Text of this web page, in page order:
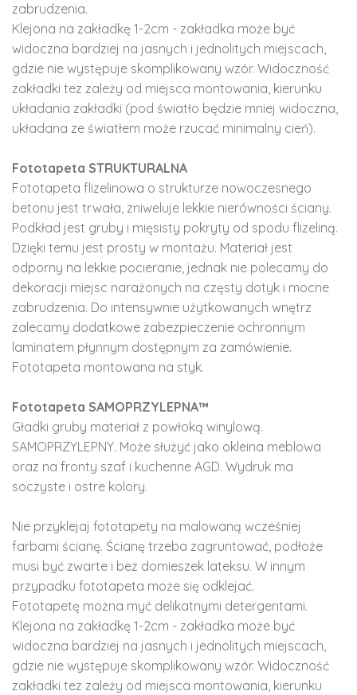
zabrudzenia.
Klejona na zakładkę 1-2cm - zakładka może być
widoczna bardziej na jasnych i jednolitych miejscach,
gdzie nie występuje skomplikowany wzór. Widoczność
zakładki tez zależy od miejsca montowania, kierunku
układania zakładki (pod światło będzie mniej widoczna,
układana ze światłem może rzucać minimalny cień).
Fototapeta STRUKTURALNA
Fototapeta flizelinowa o strukturze nowoczesnego
betonu jest trwała, zniweluje lekkie nierówności ściany.
Podkład jest gruby i mięsisty pokryty od spodu flizeliną.
Dzięki temu jest prosty w montażu. Materiał jest
odporny na lekkie pocieranie, jednak nie polecamy do
dekoracji miejsc narażonych na częsty dotyk i mocne
zabrudzenia. Do intensywnie użytkowanych wnętrz
zalecamy dodatkowe zabezpieczenie ochronnym
laminatem płynnym dostępnym za zamówienie.
Fototapeta montowana na styk.
Fototapeta SAMOPRZYLEPNA™
Gładki gruby materiał z powłoką winylową.
SAMOPRZYLEPNY. Może służyć jako okleina meblowa
oraz na fronty szaf i kuchenne AGD. Wydruk ma
soczyste i ostre kolory.
Nie przyklejaj fototapety na malowaną wcześniej
farbami ścianę. Ścianę trzeba zagruntować, podłoże
musi być zwarte i bez domieszek lateksu. W innym
przypadku fototapeta może się odklejać.
Fototapetę można myć delikatnymi detergentami.
Klejona na zakładkę 1-2cm - zakładka może być
widoczna bardziej na jasnych i jednolitych miejscach,
gdzie nie występuje skomplikowany wzór. Widoczność
zakładki tez zależy od miejsca montowania, kierunku